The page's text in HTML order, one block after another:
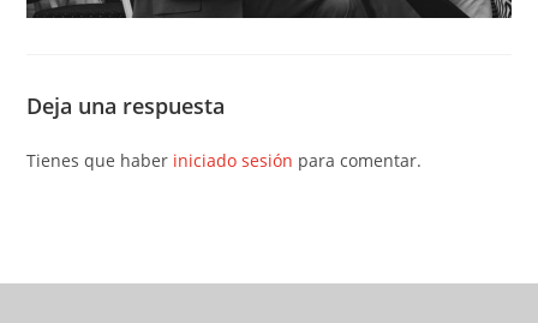
Deja una respuesta
Tienes que haber iniciado sesión para comentar.